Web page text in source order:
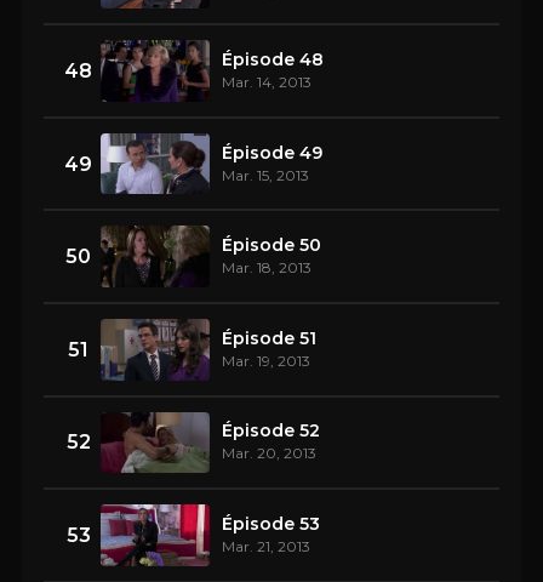
48 Épisode 48
Mar. 14, 2013
49 Épisode 49
Mar. 15, 2013
50 Épisode 50
Mar. 18, 2013
51 Épisode 51
Mar. 19, 2013
52 Épisode 52
Mar. 20, 2013
53 Épisode 53
Mar. 21, 2013